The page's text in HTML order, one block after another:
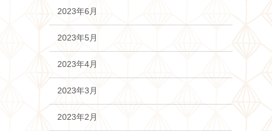
2023年6月
2023年5月
2023年4月
2023年3月
2023年2月